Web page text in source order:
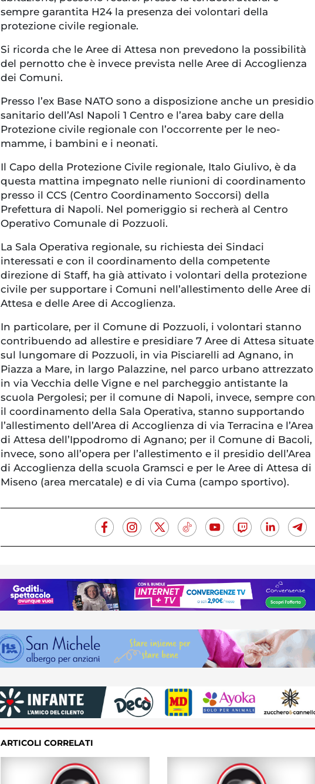
sempre garantita H24 la presenza dei volontari della
protezione civile regionale.
Si ricorda che le Aree di Attesa non prevedono la possibilità
del pernotto che è invece prevista nelle Aree di Accoglienza
dei Comuni.
Presso l’ex Base NATO sono a disposizione anche un presidio
sanitario dell’Asl Napoli 1 Centro e l’area baby care della
Protezione civile regionale con l’occorrente per le neo-
mamme, i bambini e i neonati.
Il Capo della Protezione Civile regionale, Italo Giulivo, è da
questa mattina impegnato nelle riunioni di coordinamento
presso il CCS (Centro Coordinamento Soccorsi) della
Prefettura di Napoli. Nel pomeriggio si recherà al Centro
Operativo Comunale di Pozzuoli.
La Sala Operativa regionale, su richiesta dei Sindaci
interessati e con il coordinamento della competente
direzione di Staff, ha già attivato i volontari della protezione
civile per supportare i Comuni nell’allestimento delle Aree di
Attesa e delle Aree di Accoglienza.
In particolare, per il Comune di Pozzuoli, i volontari stanno
contribuendo ad allestire e presidiare 7 Aree di Attesa situate
sul lungomare di Pozzuoli, in via Pisciarelli ad Agnano, in
Piazza a Mare, in largo Palazzine, nel parco urbano attrezzato
in via Vecchia delle Vigne e nel parcheggio antistante la
scuola Pergolesi; per il comune di Napoli, invece, sempre con
il coordinamento della Sala Operativa, stanno supportando
l’allestimento dell’Area di Accoglienza di via Terracina e l’Area
di Attesa dell’Ippodromo di Agnano; per il Comune di Bacoli,
invece, sono all’opera per l’allestimento e il presidio dell’Area
di Accoglienza della scuola Gramsci e per le Aree di Attesa di
Miseno (area mercatale) e di via Cuma (campo sportivo).
ARTICOLI CORRELATI